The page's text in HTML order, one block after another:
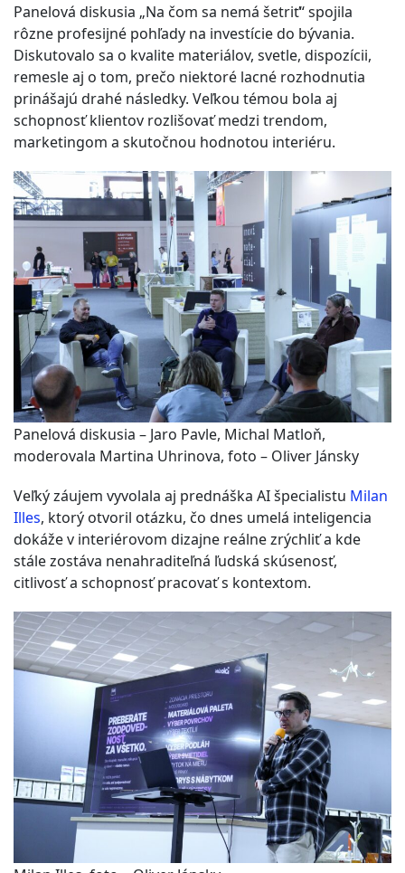
Panelová diskusia „Na čom sa nemá šetriť“ spojila
rôzne profesijné pohľady na investície do bývania.
Diskutovalo sa o kvalite materiálov, svetle, dispozícii,
remesle aj o tom, prečo niektoré lacné rozhodnutia
prinášajú drahé následky. Veľkou témou bola aj
schopnosť klientov rozlišovať medzi trendom,
marketingom a skutočnou hodnotou interiéru.
Panelová diskusia – Jaro Pavle, Michal Matloň,
moderovala Martina Uhrinova, foto – Oliver Jánsky
Veľký záujem vyvolala aj prednáška AI špecialistu Milan
Illes, ktorý otvoril otázku, čo dnes umelá inteligencia
dokáže v interiérovom dizajne reálne zrýchliť a kde
stále zostáva nenahraditeľná ľudská skúsenosť,
citlivosť a schopnosť pracovať s kontextom.